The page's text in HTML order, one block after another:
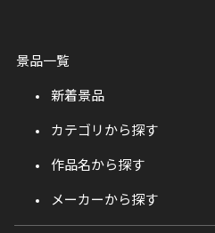
景品一覧
新着景品
カテゴリから探す
作品名から探す
メーカーから探す